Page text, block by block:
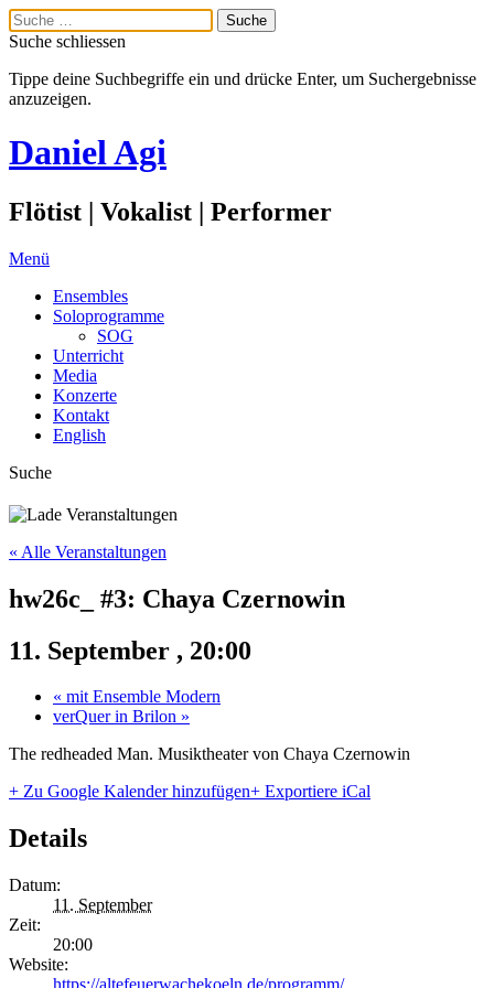
Suche schliessen
Tippe deine Suchbegriffe ein und drücke Enter, um Suchergebnisse
anzuzeigen.
Daniel Agi
Flötist | Vokalist | Performer
Menü
Ensembles
Soloprogramme
SOG
Unterricht
Media
Konzerte
Kontakt
English
Suche
« Alle Veranstaltungen
hw26c_ #3: Chaya Czernowin
11. September , 20:00
« mit Ensemble Modern
verQuer in Brilon »
The redheaded Man. Musiktheater von Chaya Czernowin
+ Zu Google Kalender hinzufügen+ Exportiere iCal
Details
Datum:
11. September
Zeit:
20:00
Website: